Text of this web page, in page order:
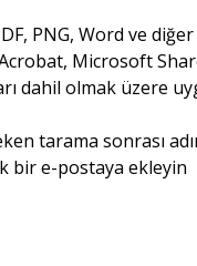
PNG, Word ve
Microsoft
dahil olmak üzere
tarama sonrası
bir e-postaya ekleyin